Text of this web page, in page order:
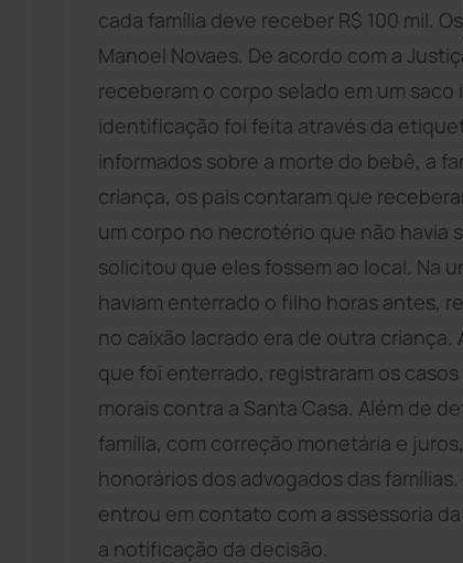
cada família deve receber R$ 100 mil.
Manoel Novaes. De acordo com a
receberam o corpo selado em um
identificação foi feita através da
informados sobre a morte do bebê, a
criança, os pais contaram que
um corpo no necrotério que não havia
solicitou que eles fossem ao local. Na
haviam enterrado o filho horas antes,
no caixão lacrado era de outra criança.
que foi enterrado, registraram os
morais contra a Santa Casa. Além de
família, com correção monetária e
honorários dos advogados das
entrou em contato com a assessoria
a notificação da decisão.